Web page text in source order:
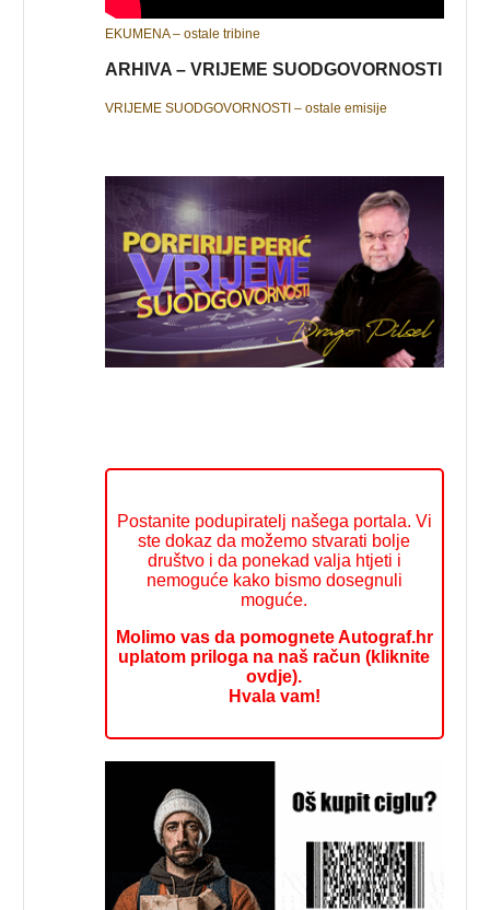
EKUMENA – ostale tribine
ARHIVA – VRIJEME SUODGOVORNOSTI
VRIJEME SUODGOVORNOSTI – ostale emisije
Postanite podupiratelj našega portala. Vi
ste dokaz da možemo stvarati bolje
društvo i da ponekad valja htjeti i
nemoguće kako bismo dosegnuli
moguće.
Molimo vas da pomognete Autograf.hr
uplatom priloga na naš račun (kliknite
ovdje).
Hvala vam!